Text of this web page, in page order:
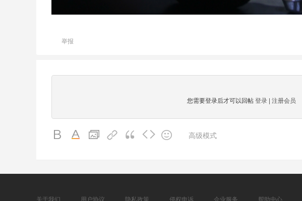
举报
您需要登录后才可以回帖登录| 注册会员
高级模式
关于我们 用户协议 隐私政策 侵权申诉 企业服务 帮助中心